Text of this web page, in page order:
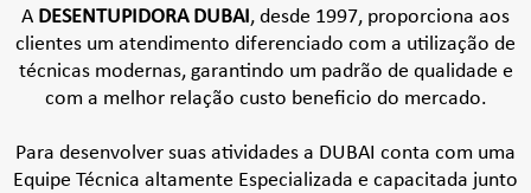
A DESENTUPIDORA DUBAI, desde 1997, proporciona aos
clientes um atendimento diferenciado com a utilização de
técnicas modernas, garantindo um padrão de qualidade e
com a melhor relação custo beneficio do mercado.
Para desenvolver suas atividades a DUBAI conta com uma
Equipe Técnica altamente Especializada e capacitada junto